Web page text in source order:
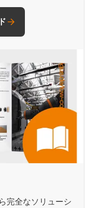
完全なソリューシ